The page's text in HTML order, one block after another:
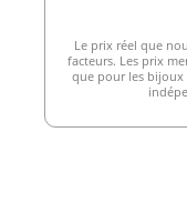
Le prix réel que
facteurs. Les prix
que pour les